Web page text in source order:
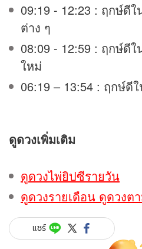
09:19 - 12:23 : ฤกษ์ดี
ต่าง ๆ
08:09 - 12:59 : ฤกษ์ดีใ
ใหม่
06:19 – 13:54 : ฤกษ์ดี
ดูดวงเพิ่มเติม
ดูดวงไพ่ยิปซีรายวัน
ดูดวงรายเดือน ดูดวง
แชร์